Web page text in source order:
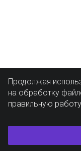
Продолжая
на обработку
правильную